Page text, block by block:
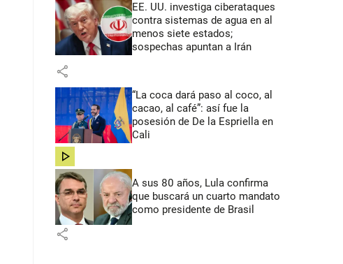
EE. UU. investiga ciberataques
contra sistemas de agua en al
menos siete estados;
sospechas apuntan a Irán
share
“La coca dará paso al coco, al
cacao, al café”: así fue la
posesión de De la Espriella en
Cali
share
A sus 80 años, Lula confirma
que buscará un cuarto mandato
como presidente de Brasil
share